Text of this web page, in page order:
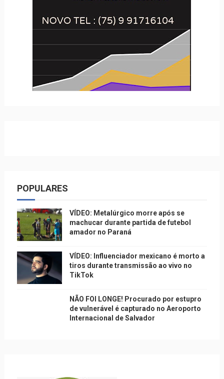
POPULARES
VÍDEO: Metalúrgico morre após se
machucar durante partida de futebol
amador no Paraná
VÍDEO: Influenciador mexicano é morto a
tiros durante transmissão ao vivo no
TikTok
NÃO FOI LONGE! Procurado por estupro
de vulnerável é capturado no Aeroporto
Internacional de Salvador